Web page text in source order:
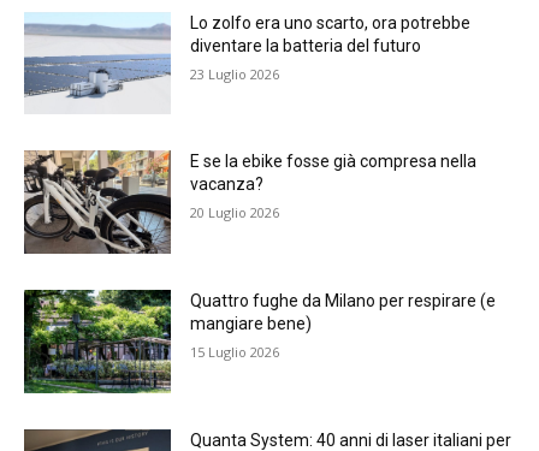
Lo zolfo era uno scarto, ora potrebbe
diventare la batteria del futuro
23 Luglio 2026
E se la ebike fosse già compresa nella
vacanza?
20 Luglio 2026
Quattro fughe da Milano per respirare (e
mangiare bene)
15 Luglio 2026
Quanta System: 40 anni di laser italiani per